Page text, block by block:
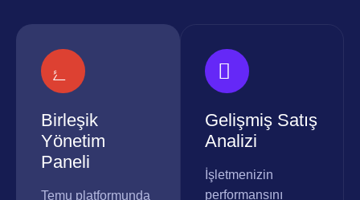
Birleşik
Yönetim
Paneli
Temu platformunda
Gelişmiş Satış
Analizi
İşletmenizin
performansını